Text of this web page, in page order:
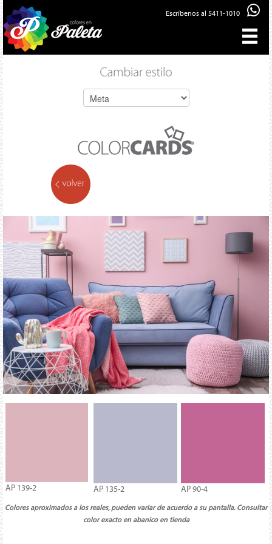
Escríbenos al 5411-1010
AP 139-2 AP 135-2 AP 90-4
Colores aproximados a los reales, pueden variar de acuerdo a su pantalla. Consultar
color exacto en abanico en tienda